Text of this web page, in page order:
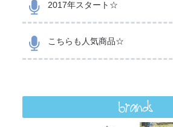
2017年スタート☆
こちらも人気商品☆
brands